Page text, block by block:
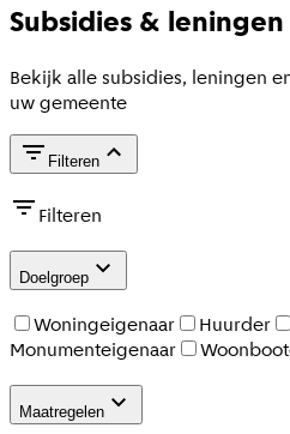
Subsidies & leningen
Bekijk alle subsidies, leningen
uw gemeente
Filteren
Filteren
Doelgroep
Woningeigenaar Huurder
Monumenteigenaar
Maatregelen